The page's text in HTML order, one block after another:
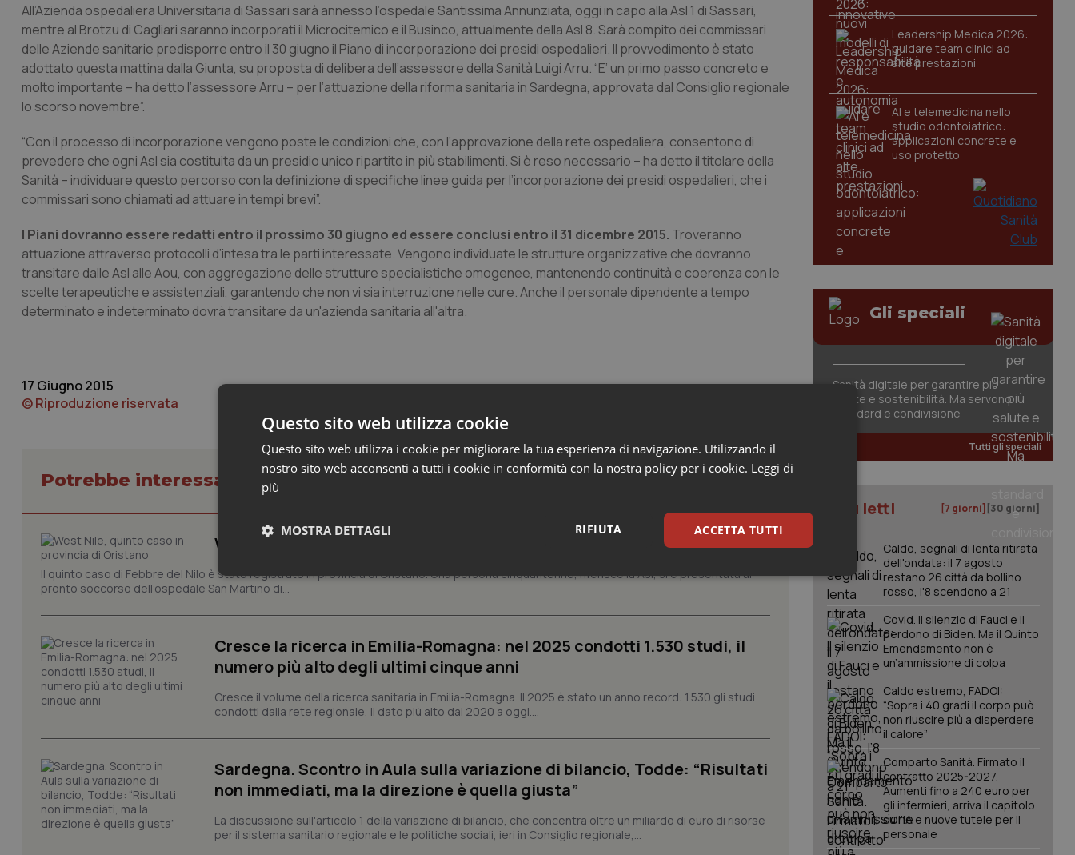
All’Azienda ospedaliera Universitaria di Sassari sarà annesso l’ospedale Santissima Annunziata, oggi in capo alla Asl 1 di Sassari,
mentre al Brotzu di Cagliari saranno incorporati il Microcitemico e il Businco, attualmente della Asl 8. Sarà compito dei commissari
delle Aziende sanitarie predisporre entro il 30 giugno il Piano di incorporazione dei presidi ospedalieri. Il provvedimento è stato
adottato questa mattina dalla Giunta, su proposta di delibera dell’assessore della Sanità Luigi Arru. “E’ un primo passo concreto e
molto importante – ha detto l’assessore Arru – per l’attuazione della riforma sanitaria in Sardegna, approvata dal Consiglio regionale
lo scorso novembre”.
“Con il processo di incorporazione vengono poste le condizioni che, con l’approvazione della rete ospedaliera, consentono di
prevedere che ogni Asl sia costituita da un presidio unico ripartito in più stabilimenti. Si è reso necessario – ha detto il titolare della
Sanità – individuare questo percorso con la definizione di specifiche linee guida per l’incorporazione dei presidi ospedalieri, che i
commissari sono chiamati ad attuare in tempi brevi”.
I Piani dovranno essere redatti entro il prossimo 30 giugno ed essere conclusi entro il 31 dicembre 2015. Troveranno
attuazione attraverso protocolli d’intesa tra le parti interessate. Vengono individuate le strutture organizzative che dovranno
transitare dalle Asl alle Aou, con aggregazione delle strutture specialistiche omogenee, mantenendo continuità e coerenza con le
scelte terapeutiche e assistenziali, garantendo che non vi sia interruzione nelle cure. Anche il personale dipendente a tempo
determinato e indeterminato dovrà transitare da un'azienda sanitaria all'altra.
17 Giugno 2015
© Riproduzione riservata
Potrebbe interessarti in Regioni e Asl
West Nile, quinto caso in provincia di Oristano
Il quinto caso di Febbre del Nilo è stato registrato in provincia di Oristano. Una persona cinquantenne, riferisce la Asl, si è presentata al
pronto soccorso dell’ospedale San Martino di...
Cresce la ricerca in Emilia-Romagna: nel 2025 condotti 1.530 studi, il
numero più alto degli ultimi cinque anni
Cresce il volume della ricerca sanitaria in Emilia-Romagna. Il 2025 è stato un anno record: 1.530 gli studi
condotti dalla rete regionale, il dato più alto dal 2020 a oggi....
Sardegna. Scontro in Aula sulla variazione di bilancio, Todde: “Risultati
non immediati, ma la direzione è quella giusta”
La discussione sull'articolo 1 della variazione di bilancio, che concentra oltre un miliardo di euro di risorse
per il sistema sanitario regionale e le politiche sociali, ieri in Consiglio regionale,...
Leadership Medica 2026:
guidare team clinici ad
alte prestazioni
AI e telemedicina nello
studio odontoiatrico:
applicazioni concrete e
uso protetto
Gli speciali
Sanità digitale per garantire più
salute e sostenibilità. Ma servono
standard e condivisione
Tutti gli speciali
I più letti [7 giorni] [30 giorni]
Caldo, segnali di lenta ritirata
dell'ondata: il 7 agosto
restano 26 città da bollino
rosso, l'8 scendono a 21
Covid. Il silenzio di Fauci e il
perdono di Biden. Ma il Quinto
Emendamento non è
un’ammissione di colpa
Caldo estremo, FADOI:
“Sopra i 40 gradi il corpo può
non riuscire più a disperdere
il calore”
Comparto Sanità. Firmato il
contratto 2025-2027.
Aumenti fino a 240 euro per
gli infermieri, arriva il capitolo
sull'IA e nuove tutele per il
personale
Questo sito web utilizza cookie
Questo sito web utilizza i cookie per migliorare la tua esperienza di navigazione. Utilizzando il
nostro sito web acconsenti a tutti i cookie in conformità con la nostra policy per i cookie. Leggi di
più
ACCETTA TUTTI
RIFIUTA
MOSTRA DETTAGLI
Necessari Statistici Marketing
Necessari Statistici Marketing
I cookie necessari contribuiscono a rendere fruibile il sito web abilitandone funzionalità di base quali la navigazione sulle pagine
.youtube.com
settimane
Questo cookie viene utilizzato per memorizzare le
del visitatore riguardo a varie politiche e
impostazioni sulla privacy, garantendo che le loro
preferenze siano onorate nelle sessioni future.